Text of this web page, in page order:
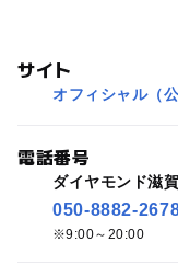
サイト
オフィシャル（
電話番号
ダイヤモンド滋
050-8882-
9:00～20:00